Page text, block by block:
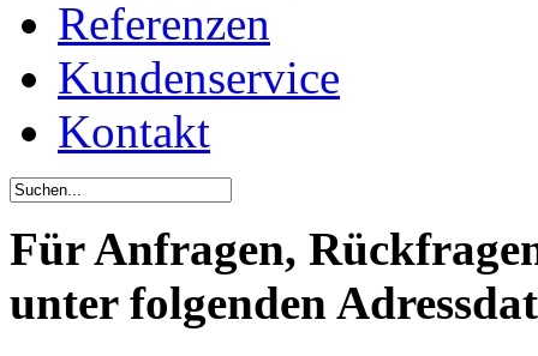
Referenzen
Kundenservice
Kontakt
Für Anfragen,
unter folgenden